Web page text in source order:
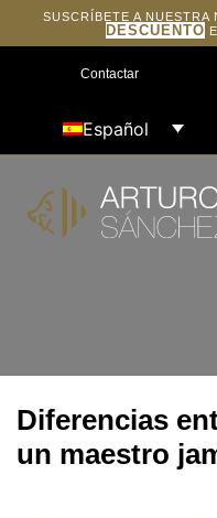
SUSCRÍBETE A NUESTRA
DESCUENTO
Contactar
Español
Diferencias
un maestro